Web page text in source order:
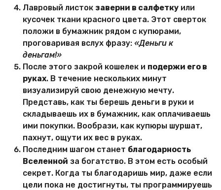
Лавровый листок заверни в салфетку или
кусочек ткани красного цвета. Этот сверток
положи в бумажник рядом с купюрами,
проговаривая вслух фразу: «Деньги к
деньгам!»
После этого закрой кошелек и подержи его в
руках. В течение нескольких минут
визуализируй свою денежную мечту.
Представь, как ты берешь деньги в руки и
складываешь их в бумажник, как оплачиваешь
ими покупки. Вообрази, как купюры шуршат,
пахнут, ощути их вес в руках.
Последним шагом станет благодарность
Вселенной за богатство. В этом есть особый
секрет. Когда ты благодаришь мир, даже если
цели пока не достигнуты, ты программируешь